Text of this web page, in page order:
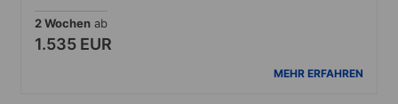
2 Wochen ab
1.535 EUR
MEHR ERFAHREN